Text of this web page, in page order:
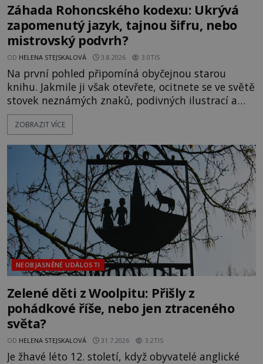
Záhada Rohoncského kodexu: Ukrývá
zapomenutý jazyk, tajnou šifru, nebo
mistrovský podvrh?
OD HELENA STEJSKALOVÁ 3.8.2026 3.0TIS
Na první pohled připomíná obyčejnou starou
knihu. Jakmile ji však otevřete, ocitnete se ve světě
stovek neznámých znaků, podivných ilustrací a
textu, který už téměř dvě století vzdoruje všem
pokusům o rozluštění. Rohoncský kodex patří mezi
jistotou neví, kdo jej napsal, kdy vznikl ani co
vlastně vypráví. Rohoncský kodex se poprvé
objevuje v roce
ZOBRAZIT VÍCE
NEOBJASNĚNÉ UDÁLOSTI
Zelené děti z Woolpitu: Přišly z
pohádkové říše, nebo jen ztraceného
světa?
OD HELENA STEJSKALOVÁ 31.7.2026 3.2TIS
Je žhavé léto 12. století, když obyvatelé anglické